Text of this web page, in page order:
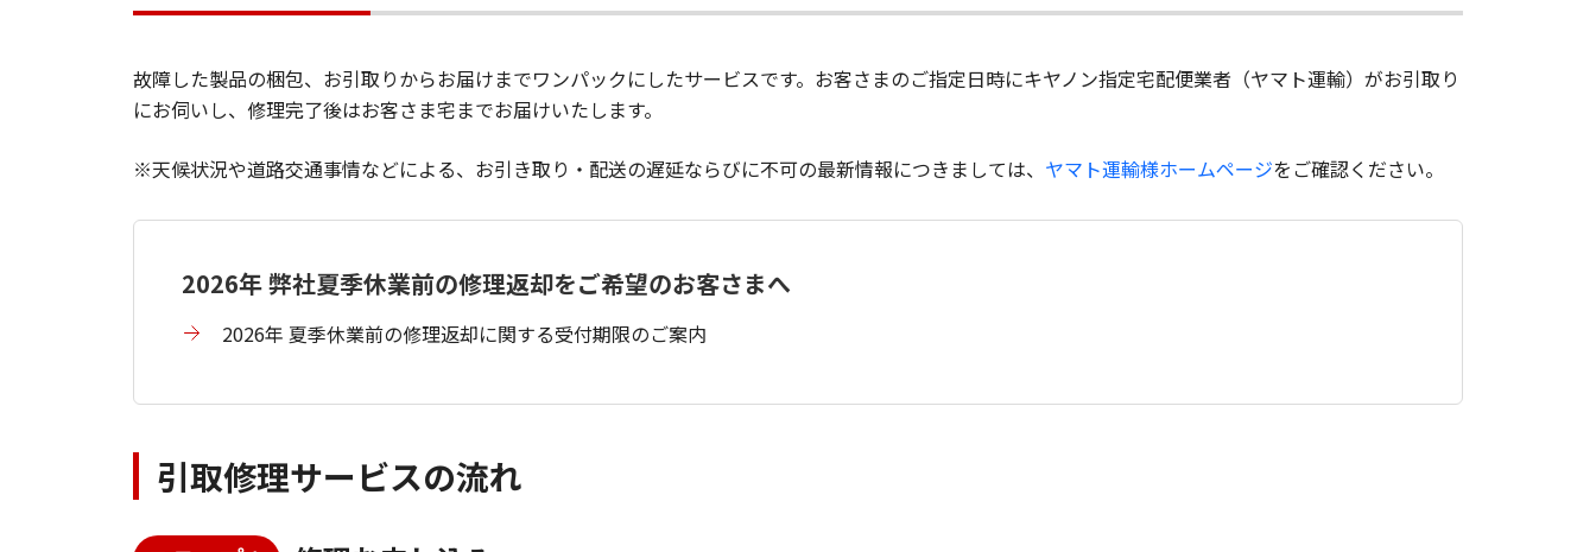
故障した製品の梱包、お引取りからお届けまでワンパックにしたサービスです。お客さまのご指定日時にキヤノン指定宅配便業者（ヤマト運輸）がお引取り
にお伺いし、修理完了後はお客さま宅までお届けいたします。
※天候状況や道路交通事情などによる、お引き取り・配送の遅延ならびに不可の最新情報につきましては、 ヤマト運輸様ホームページをご確認ください。
2026年 弊社夏季休業前の修理返却をご希望のお客さまへ
2026年 夏季休業前の修理返却に関する受付期限のご案内
引取修理サービスの流れ